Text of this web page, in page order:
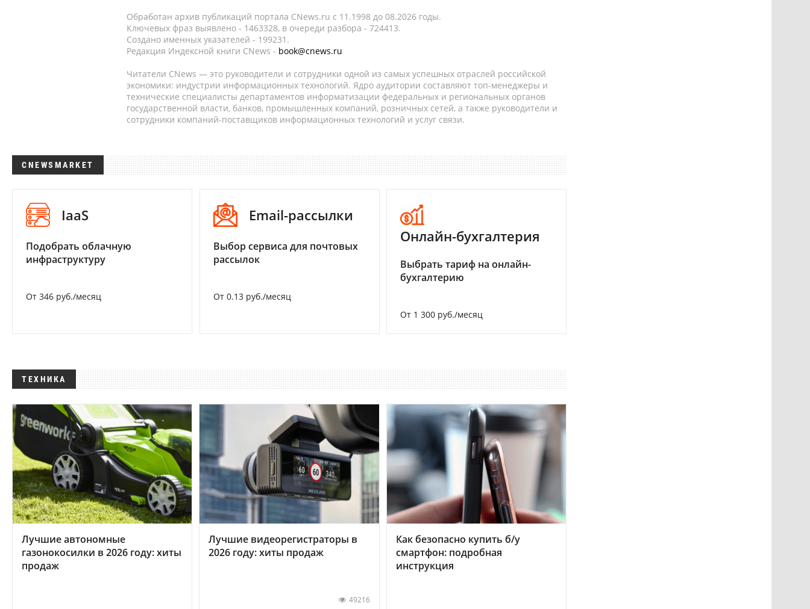
Обработан архив публикаций портала CNews.ru c 11.1998 до 08.2026 годы.
Ключевых фраз выявлено - 1463328, в очереди разбора - 724413.
Создано именных указателей - 199231.
Редакция Индексной книги CNews - book@cnews.ru
Читатели CNews — это руководители и сотрудники одной из самых успешных отраслей российской
экономики: индустрии информационных технологий. Ядро аудитории составляют топ-менеджеры и
технические специалисты департаментов информатизации федеральных и региональных органов
государственной власти, банков, промышленных компаний, розничных сетей, а также руководители и
сотрудники компаний-поставщиков информационных технологий и услуг связи.
CNEWSMARKET
IaaS
Подобрать облачную
инфраструктуру
От 346 руб./месяц
Email-рассылки
Выбор сервиса для почтовых
рассылок
От 0.13 руб./месяц
Онлайн-бухгалтерия
Выбрать тариф на онлайн-
бухгалтерию
От 1 300 руб./месяц
ТЕХНИКА
Лучшие автономные
газонокосилки в 2026 году: хиты
продаж
Лучшие видеорегистраторы в
2026 году: хиты продаж
49216
Как безопасно купить б/у
смартфон: подробная
инструкция